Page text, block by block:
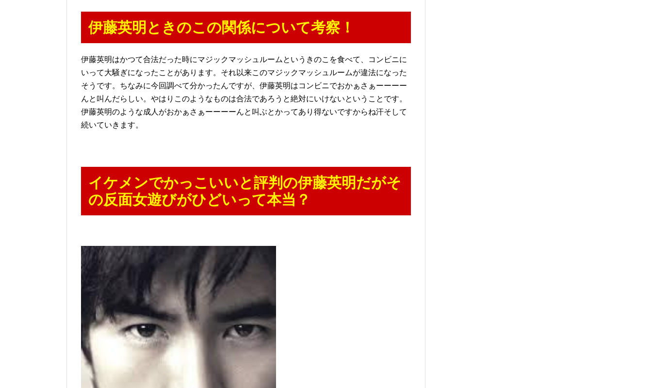
伊藤英明ときのこの関係について考察！
伊藤英明はかつて合法だった時にマジックマッシュルームというきのこを食べて、コンビニに
いって大騒ぎになったことがあります。それ以来このマジックマッシュルームが違法になった
そうです。ちなみに今回調べて分かったんですが、伊藤英明はコンビニでおかぁさぁーーーー
んと叫んだらしい。やはりこのようなものは合法であろうと絶対にいけないということです。
伊藤英明のような成人がおかぁさぁーーーーんと叫ぶとかってあり得ないですからね汗そして
続いていきます。
イケメンでかっこいいと評判の伊藤英明だがそ
の反面女遊びがひどいって本当？